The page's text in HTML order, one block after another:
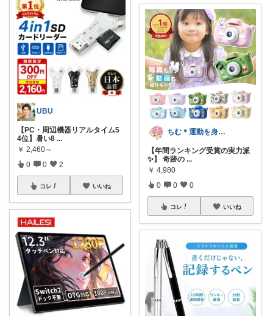
UBU
【PC・周辺機器リアルタイム5
4位】暑い8 ...
￥ 2,460～
0 0 2
コレ いいね
ちむ＊運動を身近に、ハッピーに＊
【年間ランキング受賞の実力派
✨】 奇跡の ...
￥ 4,980
0 0 0
コレ いいね